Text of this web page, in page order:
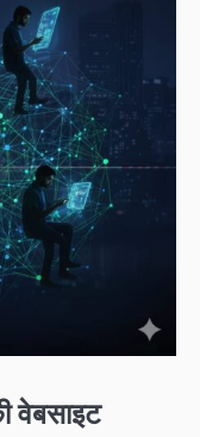
वेबसाइट